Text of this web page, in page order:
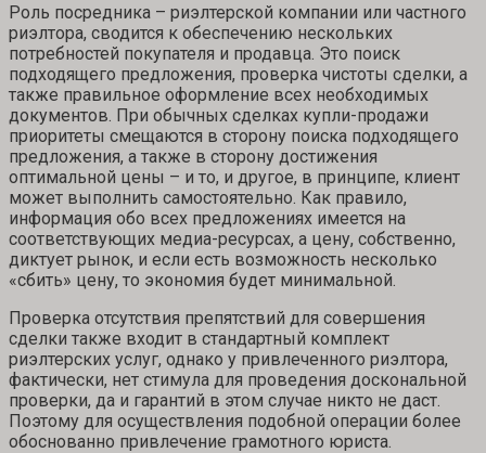
Роль посредника – риэлтерской компании или частного
риэлтора, сводится к обеспечению нескольких
потребностей покупателя и продавца. Это поиск
подходящего предложения, проверка чистоты сделки, а
также правильное оформление всех необходимых
документов. При обычных сделках купли-продажи
приоритеты смещаются в сторону поиска подходящего
предложения, а также в сторону достижения
оптимальной цены – и то, и другое, в принципе, клиент
может выполнить самостоятельно. Как правило,
информация обо всех предложениях имеется на
соответствующих медиа-ресурсах, а цену, собственно,
диктует рынок, и если есть возможность несколько
«сбить» цену, то экономия будет минимальной.
Проверка отсутствия препятствий для совершения
сделки также входит в стандартный комплект
риэлтерских услуг, однако у привлеченного риэлтора,
фактически, нет стимула для проведения доскональной
проверки, да и гарантий в этом случае никто не даст.
Поэтому для осуществления подобной операции более
обоснованно привлечение грамотного юриста.